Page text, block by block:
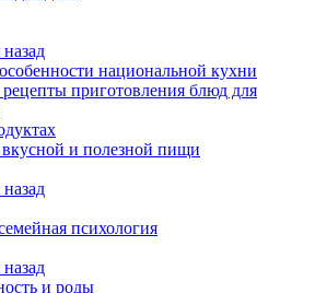
национальной кухни
приготовления блюд для
и полезной пищи
психология
и роды